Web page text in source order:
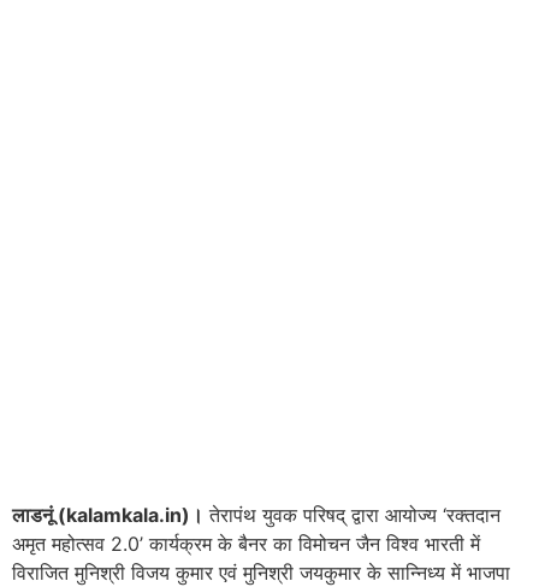
लाडनूं (kalamkala.in)। तेरापंथ युवक परिषद् द्वारा आयोज्य ‘रक्तदान
अमृत महोत्सव 2.0’ कार्यक्रम के बैनर का विमोचन जैन विश्व भारती में
विराजित मुनिश्री विजय कुमार एवं मुनिश्री जयकुमार के सान्निध्य में भाजपा